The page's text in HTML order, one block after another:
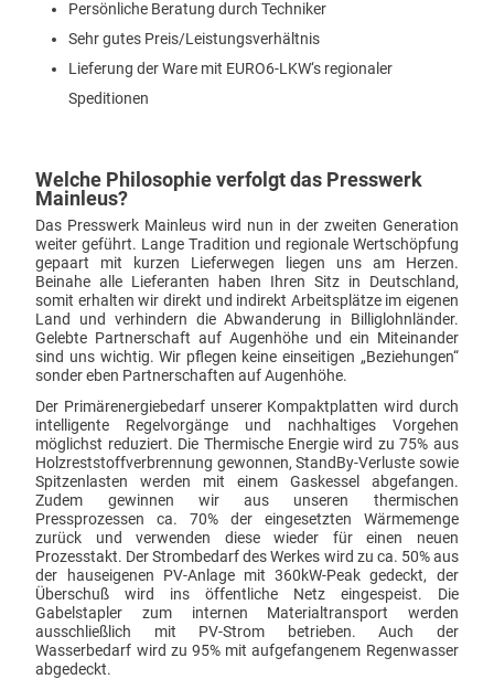
Persönliche Beratung durch Techniker
Sehr gutes Preis/Leistungsverhältnis
Lieferung der Ware mit EURO6-LKW‘s regionaler
Speditionen
Welche Philosophie verfolgt das Presswerk
Mainleus?
Das Presswerk Mainleus wird nun in der zweiten Generation
weiter geführt. Lange Tradition und regionale Wertschöpfung
gepaart mit kurzen Lieferwegen liegen uns am Herzen.
Beinahe alle Lieferanten haben Ihren Sitz in Deutschland,
somit erhalten wir direkt und indirekt Arbeitsplätze im eigenen
Land und verhindern die Abwanderung in Billiglohnländer.
Gelebte Partnerschaft auf Augenhöhe und ein Miteinander
sind uns wichtig. Wir pflegen keine einseitigen „Beziehungen“
sonder eben Partnerschaften auf Augenhöhe.
Der Primärenergiebedarf unserer Kompaktplatten wird durch
intelligente Regelvorgänge und nachhaltiges Vorgehen
möglichst reduziert. Die Thermische Energie wird zu 75% aus
Holzreststoffverbrennung gewonnen, StandBy-Verluste sowie
Spitzenlasten werden mit einem Gaskessel abgefangen.
Zudem gewinnen wir aus unseren thermischen
Pressprozessen ca. 70% der eingesetzten Wärmemenge
zurück und verwenden diese wieder für einen neuen
Prozesstakt. Der Strombedarf des Werkes wird zu ca. 50% aus
der hauseigenen PV-Anlage mit 360kW-Peak gedeckt, der
Überschuß wird ins öffentliche Netz eingespeist. Die
Gabelstapler zum internen Materialtransport werden
ausschließlich mit PV-Strom betrieben. Auch der
Wasserbedarf wird zu 95% mit aufgefangenem Regenwasser
abgedeckt.